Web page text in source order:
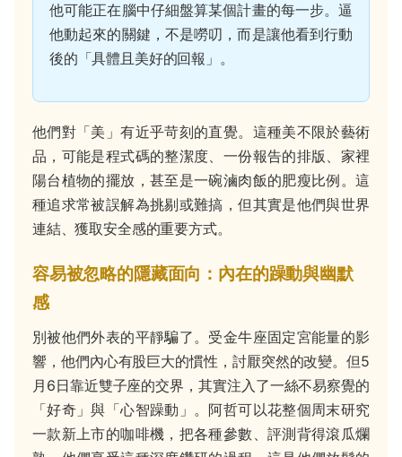
他可能正在腦中仔細盤算某個計畫的每一步。逼
他動起來的關鍵，不是嘮叨，而是讓他看到行動
後的「具體且美好的回報」。
他們對「美」有近乎苛刻的直覺。這種美不限於藝術
品，可能是程式碼的整潔度、一份報告的排版、家裡
陽台植物的擺放，甚至是一碗滷肉飯的肥瘦比例。這
種追求常被誤解為挑剔或難搞，但其實是他們與世界
連結、獲取安全感的重要方式。
容易被忽略的隱藏面向：內在的躁動與幽默
感
別被他們外表的平靜騙了。受金牛座固定宮能量的影
響，他們內心有股巨大的慣性，討厭突然的改變。但5
月6日靠近雙子座的交界，其實注入了一絲不易察覺的
「好奇」與「心智躁動」。阿哲可以花整個周末研究
一款新上市的咖啡機，把各種參數、評測背得滾瓜爛